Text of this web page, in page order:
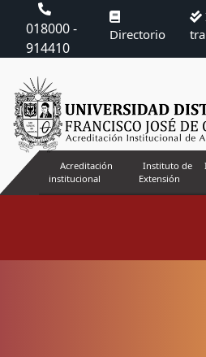
018000 -
914410
Directorio
Acreditación
institucional
Instituto de
Extensión